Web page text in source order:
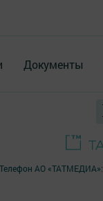
Документы
Телефон АО «ТАТМЕДИА»: